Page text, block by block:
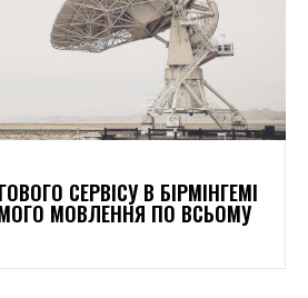
СЕРВІСУ В БІРМІНГЕМІ
МОВЛЕННЯ ПО ВСЬОМУ